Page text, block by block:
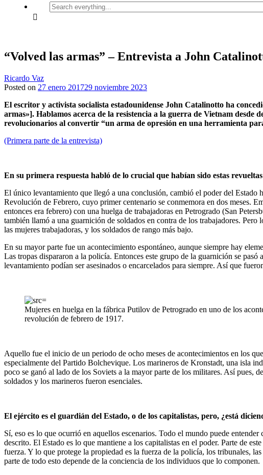
Search
everything...
“Volved las armas” – Entrevista a John
Ricardo Vaz
Posted on 27 enero 201729 noviembre 2023
El escritor y activista socialista estadounidense John Catalinotto ha
armas»]. Hablamos acerca de la resistencia a la guerra de Vietnam desde
revolucionarios al convertir “un arma de opresión en una herramienta
(Primera parte de la entrevista)
En su primera respuesta habló de lo crucial que habían sido estas
El único levantamiento que llegó a una conclusión, cambió el poder del
Revolución de Febrero, cuyo primer centenario se conmemora en dos meses.
entonces era febrero) con una huelga de trabajadoras en Petrogrado (San
también llamó a una guarnición de soldados en contra de los trabajadores.
las mujeres trabajadoras, y los soldados de rango más bajo.
En su mayor parte fue un acontecimiento espontáneo, aunque siempre hay
Las tropas dispararon a la policía. Entonces este grupo de la guarnición se
levantamiento podían ser asesinados o encarcelados para siempre. Así que
Mujeres en huelga en la fábrica Putilov de Petrogrado en uno de los
revolución de febrero de 1917.
Aquello fue el inicio de un periodo de ocho meses de acontecimientos en los
especialmente del Partido Bolchevique. Los marineros de Kronstadt, una isla
poco se ganó al lado de los Soviets a la mayor parte de los militares. Así pues,
soldados y los marineros fueron esenciales.
El ejército es el guardián del Estado, o de los capitalistas, pero, ¿está
Sí, eso es lo que ocurrió en aquellos escenarios. Todo el mundo puede
descrito. El Estado es lo que mantiene a los capitalistas en el poder. Parte de
fuerza. Y lo que protege la propiedad es la fuerza de la policía, los tribunales,
parte de todo esto depende de la conciencia de los individuos que lo componen.